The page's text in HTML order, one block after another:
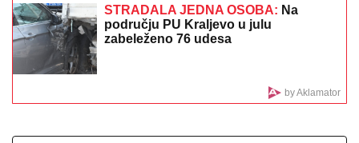
PAPARACO! UHVATILI SMO BRATA ANE IVANOVIĆ
U CRNOJ GORI
letovanju: Džajina ćerka u uskoj haljini mami poglede
MITROVIĆI U PUNOM SASTAVU:
Željkovom UNUKOM EMOM - mnogi